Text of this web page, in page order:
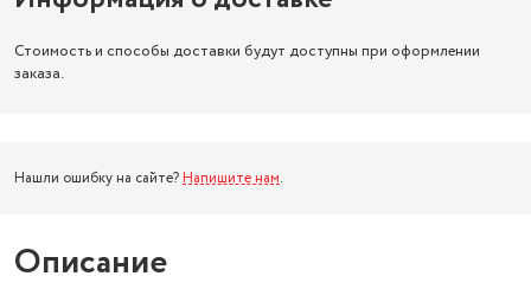
Стоимость и способы доставки будут доступны при оформлении
заказа.
Нашли ошибку на сайте? Напишите нам.
Описание